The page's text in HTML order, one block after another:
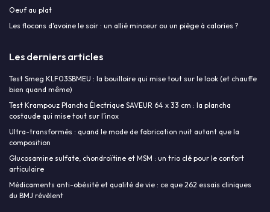
Oeuf au plat
Les flocons d'avoine le soir : un allié minceur ou un piège à calories ?
Les derniers articles
Test Smeg KLF03SBMEU : la bouilloire qui mise tout sur le look (et chauffe
bien quand même)
Test Krampouz Plancha Électrique SAVEUR 64 x 33 cm : la plancha
costaude qui mise tout sur l’inox
Ultra-transformés : quand le mode de fabrication nuit autant que la
composition
Glucosamine sulfate, chondroïtine et MSM : un trio clé pour le confort
articulaire
Médicaments anti-obésité et qualité de vie : ce que 262 essais cliniques
du BMJ révèlent